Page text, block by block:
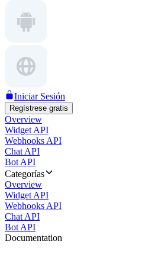
Iniciar Sesión
Regístrese gratis
Overview
Widget API
Webhooks API
Chat API
Bot API
Categorías
Overview
Widget API
Webhooks API
Chat API
Bot API
Documentation